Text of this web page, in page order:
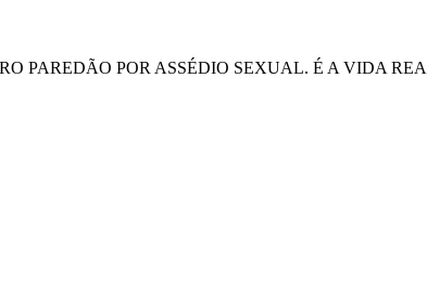
PAREDÃO POR ASSÉDIO SEXUAL. É A VIDA